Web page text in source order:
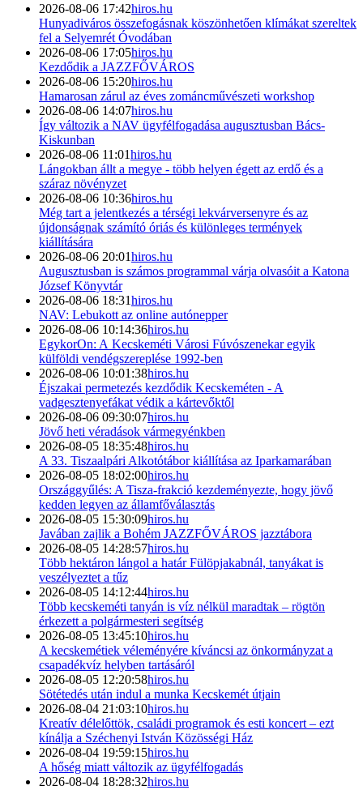
2026-08-06 17:42hiros.hu
Hunyadiváros összefogásnak köszönhetően klímákat szereltek
fel a Selyemrét Óvodában
2026-08-06 17:05hiros.hu
Kezdődik a JAZZFŐVÁROS
2026-08-06 15:20hiros.hu
Hamarosan zárul az éves zománcművészeti workshop
2026-08-06 14:07hiros.hu
Így változik a NAV ügyfélfogadása augusztusban Bács-
Kiskunban
2026-08-06 11:01hiros.hu
Lángokban állt a megye - több helyen égett az erdő és a
száraz növényzet
2026-08-06 10:36hiros.hu
Még tart a jelentkezés a térségi lekvárversenyre és az
újdonságnak számító óriás és különleges termények
kiállítására
2026-08-06 20:01hiros.hu
Augusztusban is számos programmal várja olvasóit a Katona
József Könyvtár
2026-08-06 18:31hiros.hu
NAV: Lebukott az online autónepper
2026-08-06 10:14:36hiros.hu
EgykorOn: A Kecskeméti Városi Fúvószenekar egyik
külföldi vendégszereplése 1992-ben
2026-08-06 10:01:38hiros.hu
Éjszakai permetezés kezdődik Kecskeméten - A
vadgesztenyefákat védik a kártevőktől
2026-08-06 09:30:07hiros.hu
Jövő heti véradások vármegyénkben
2026-08-05 18:35:48hiros.hu
A 33. Tiszaalpári Alkotótábor kiállítása az Iparkamarában
2026-08-05 18:02:00hiros.hu
Országgyűlés: A Tisza-frakció kezdeményezte, hogy jövő
kedden legyen az államfőválasztás
2026-08-05 15:30:09hiros.hu
Javában zajlik a Bohém JAZZFŐVÁROS jazztábora
2026-08-05 14:28:57hiros.hu
Több hektáron lángol a határ Fülöpjakabnál, tanyákat is
veszélyeztet a tűz
2026-08-05 14:12:44hiros.hu
Több kecskeméti tanyán is víz nélkül maradtak – rögtön
érkezett a polgármesteri segítség
2026-08-05 13:45:10hiros.hu
A kecskemétiek véleményére kíváncsi az önkormányzat a
csapadékvíz helyben tartásáról
2026-08-05 12:20:58hiros.hu
Sötétedés után indul a munka Kecskemét útjain
2026-08-04 21:03:10hiros.hu
Kreatív délelőttök, családi programok és esti koncert – ezt
kínálja a Széchenyi István Közösségi Ház
2026-08-04 19:59:15hiros.hu
A hőség miatt változik az ügyfélfogadás
2026-08-04 18:28:32hiros.hu